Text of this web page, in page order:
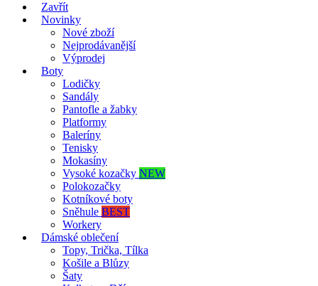
Zavřít
Novinky
Nové zboží
Nejprodávanější
Výprodej
Boty
Lodičky
Sandály
Pantofle a žabky
Platformy
Baleríny
Tenisky
Mokasíny
Vysoké kozačky NEW
Polokozačky
Kotníkové boty
Sněhule BEST
Workery
Dámské oblečení
Topy, Trička, Tílka
Košile a Blůzy
Šaty